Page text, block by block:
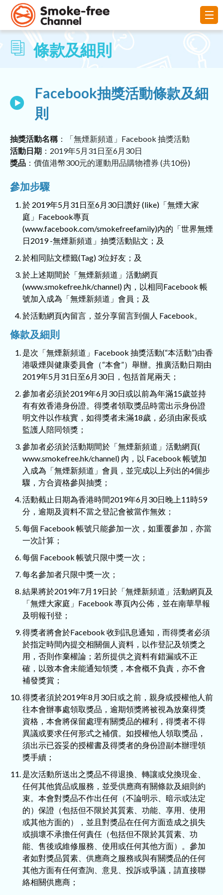
條款及細則
Facebook抽獎活動條款及細
則
抽獎活動名稱：「無煙新頻道」Facebook 抽獎活動
活動日期 ：2019年5月31日至6月30日
獎品 ：價值港幣300元的運動用品購物禮券 (共10份)
參加步驟
於 2019年5月31日至6月30日讚好 (like)「無煙大家
庭」Facebook專頁
(www.facebook.com/smokefreefamily)內的「世界無煙
日2019 -無煙新頻道」抽獎活動貼文；及
於相同貼文標籤(Tag) 3位好友；及
於上述期間於「無煙新頻道」活動網頁
(www.smokefree.hk/channel) 內，以相同Facebook 帳
號加入成為「無煙新頻道」會員；及
於活動網頁內留言，並分享留言到個人 Facebook。
條款及細則
是次「無煙新頻道」Facebook 抽獎活動(“本活動”)由香
港吸煙與健康委員會（“本會”）舉辦。推廣活動日期由
2019年5月31日至6月30日，包括首尾兩天；
參加者必須於2019年6月30日或以前為年滿15歲並持
有有效香港身份證。得獎者領取獎品時需出示身份證
明文件以作核實，如得獎者未滿18歲，必須由家長或
監護人陪同領獎；
參加者必須於活動期間於「無煙新頻道」活動網頁(
www.smokefree.hk/channel) 內，以 Facebook 帳號加
入成為「無煙新頻道」會員，並完成以上列出的4個步
驟，方合資格參與抽獎；
活動截止日期為香港時間2019年6月30日晚上11時59
分，逾期及資料不當之登記會被當作無效；
每個 Facebook 帳號只能參加一次，如重覆參加，亦當
一次計算；
每個 Facebook 帳號只限中獎一次；
每名參加者只限中獎一次；
結果將於2019年7月19日於「無煙新頻道」活動網頁及
「無煙大家庭」Facebook 專頁內公佈，並在南華早報
及明報刊登；
得獎者將會於Facebook 收到訊息通知，而得獎者必須
於指定時間內提交相關個人資料，以作登記及領獎之
用，否則作棄權論；若所提供之資料有錯漏或不正
確，以致本會未能通知領獎，本會概不負責，亦不會
補發獎賞；
得獎者須於2019年8月30日或之前，親身或授權他人前
往本會辦事處領取獎品，逾期領獎將被視為放棄得獎
資格，本會將保留處理有關獎品的權利，得獎者不得
異議或要求任何形式之補償。如授權他人領取獎品，
須出示已簽妥的授權書及得獎者的身份證副本辦理領
獎手續；
是次活動所送出之獎品不得退換、轉讓或兌換現金、
任何其他貨品或服務，並受供應商有關條款及細則約
束。本會對獎品不作出任何（不論明示、暗示或法定
的）保證（包括但不限於其質素、功能、享用、使用
或其他方面的），並且對獎品在任何方面造成之損失
或損壞不承擔任何責任（包括但不限於其質素、功
能、售後或維修服務、使用或任何其他方面）。參加
者如對獎品質素、供應商之服務或與有關獎品的任何
其他方面有任何查詢、意見、投訴或爭議，請直接聯
絡相關供應商；